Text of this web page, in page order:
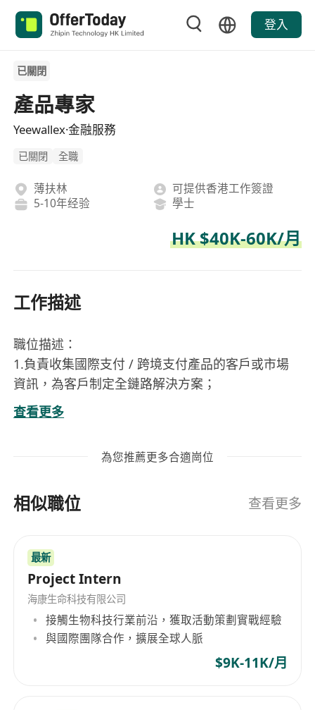
登入
已關閉
產品專家
Yeewallex·金融服務
已關閉 全職
薄扶林
可提供香港工作簽證
5-10年经验
學士
HK $40K-60K/月
工作描述
職位描述：
1.負責收集國際支付 / 跨境支付產品的客戶或市場
資訊，為客戶制定全鏈路解決方案；
2.負責跨境收單、收款和運營後台等功能規劃，結
合競品及前端市場需求進行設計；
等職能，明確產品需求和進行驗收測試以及生產驗
4.負責 web 及移動端支付流程，並優化迭代前端產
求文檔的要求。
職位要求：
1.5 年以上金融支付解決方案 / 產品經驗，善於分析
用戶使用場景，挖掘使用需求和痛點，並制定有效
的解決方案；
2.較強的學習、分析和研究跟進能力以及邏輯思維
查看更多
為您推薦更多合適崗位
相似職位 查看更多
最新
Project Intern
海康生命科技有限公司
接觸生物科技行業前沿，獲取活動策劃實戰經驗
與國際團隊合作，擴展全球人脈
$9K-11K/月